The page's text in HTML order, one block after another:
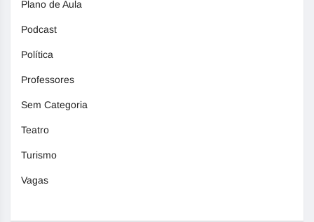
Plano de Aula
Podcast
Política
Professores
Sem Categoria
Teatro
Turismo
Vagas